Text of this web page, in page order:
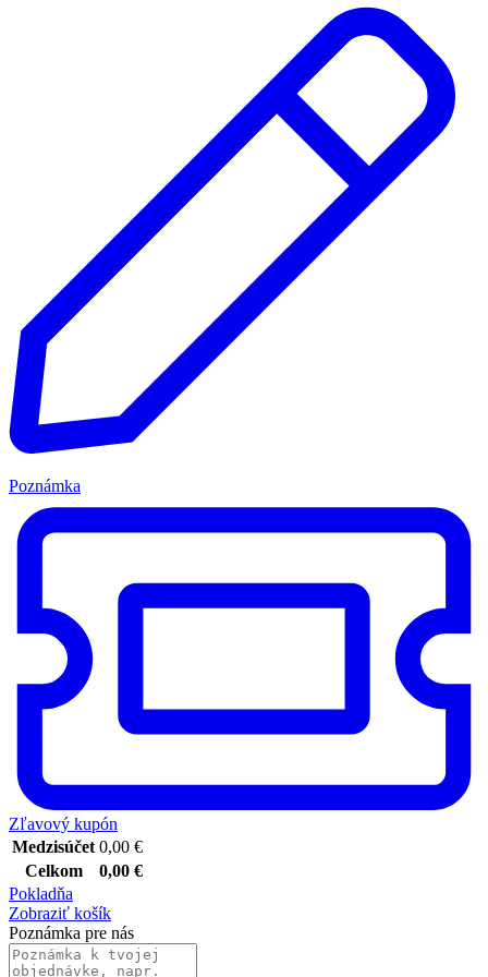
Poznámka
Zľavový kupón
Medzisúčet 0,00 €
Celkom
0,00 €
Pokladňa
Zobraziť košík
Poznámka pre nás